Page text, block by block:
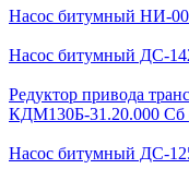
Насос битумный НИ-
Насос битумный ДС-
Редуктор привода
КДМ130Б-31.20.000 Сб
Насос битумный ДС-